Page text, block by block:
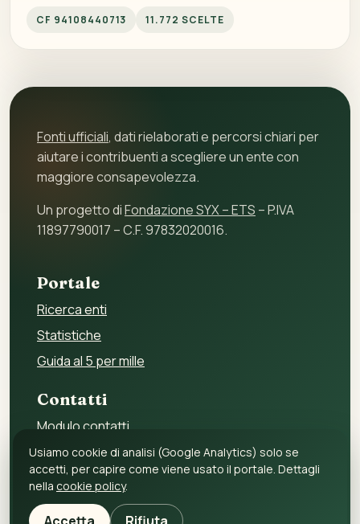
CF 94108440713 11.772 SCELTE
Fonti ufficiali, dati rielaborati e percorsi chiari per
aiutare i contribuenti a scegliere un ente con
maggiore consapevolezza.
Un progetto diFondazione SYX – ETS – P.IVA
11897790017 – C.F. 97832020016.
Portale
Ricerca enti
Statistiche
Guida al 5 per mille
Contatti
Modulo contatti
Per gli enti
Per i fornitori
Privacy policy
Usiamo cookie di analisi (Google Analytics) solo se
accetti, per capire come viene usato il portale. Dettagli
nella cookie policy.